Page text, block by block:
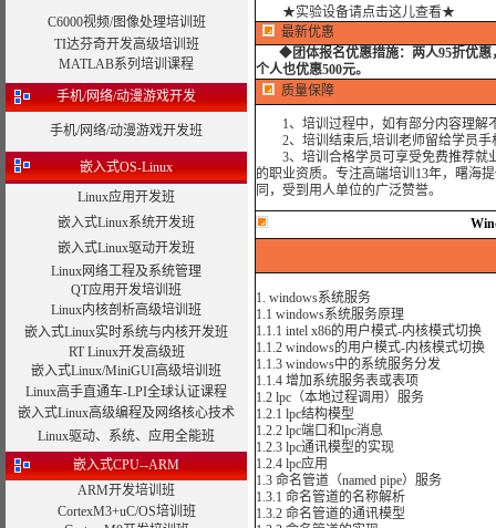
C6000视频/图像处理培训班
TI达芬奇开发高级培训班
MATLAB系列培训课程
手机/网络/动漫游戏开发
手机/网络/动漫游戏开发班
嵌入式OS-Linux
Linux应用开发班
嵌入式Linux系统开发班
嵌入式Linux驱动开发班
Linux网络工程及系统管理
QT应用开发培训班
Linux内核剖析高级培训班
嵌入式Linux实时系统与内核开发班
RT Linux开发高级班
嵌入式Linux/MiniGUI高级培训班
Linux高手直通车-LPI全球认证课程
嵌入式Linux高级编程及网络核心技术
Linux驱动、系统、应用全能班
嵌入式CPU--ARM
ARM开发培训班
CortexM3+uC/OS培训班
★实验设备请点击这儿查看★
最新优惠
◆团体报名优惠措施： 两人95折优
个人也优惠500元。
质量保障
1、培训过程中，如有部分内容理解
2、培训结束后,培训老师留给学员手
3、培训合格学员可享受免费推荐就
的职业资质。专注高端培训13年，曙海
同，受到用人单位的广泛赞誉。
1. windows系统服务
1.1 windows系统服务原理
1.1.1 intel x86的用户模式-内核模式切换
1.1.2 windows的用户模式-内核模式切换
1.1.3 windows中的系统服务分发
1.1.4 增加系统服务表或表项
1.2 lpc（本地过程调用）服务
1.2.1 lpc结构模型
1.2.2 lpc端口和lpc消息
1.2.3 lpc通讯模型的实现
1.2.4 lpc应用
1.3 命名管道（named pipe）服务
1.3.1 命名管道的名称解析
1.3.2 命名管道的通讯模型